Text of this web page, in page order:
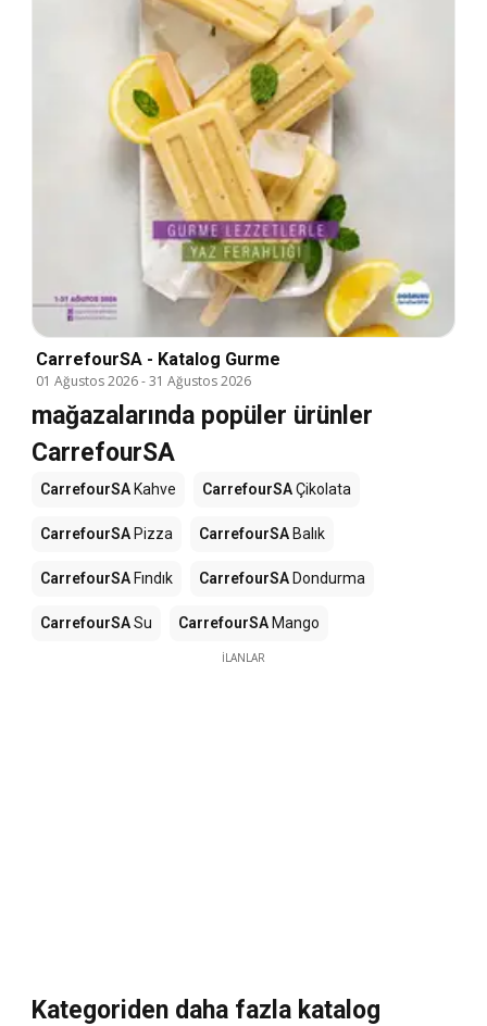
CarrefourSA - Katalog Gurme
01 Ağustos 2026-31 Ağustos 2026
mağazalarında popüler ürünler
CarrefourSA
CarrefourSA Kahve CarrefourSAÇikolata
CarrefourSA Pizza CarrefourSA Balık
CarrefourSA Fındık CarrefourSA Dondurma
CarrefourSASu CarrefourSA Mango
İLANLAR
Kategoriden daha fazla katalog